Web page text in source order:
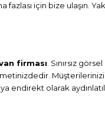
için bize ulaşın.
firması . Sınırsız
endirekt olarak